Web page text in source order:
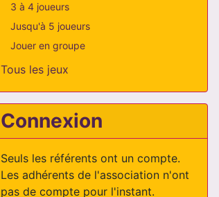
3 à 4 joueurs
Jusqu'à 5 joueurs
Jouer en groupe
Tous les jeux
Connexion
Seuls les référents ont un compte.
Les adhérents de l'association n'ont
pas de compte pour l'instant.